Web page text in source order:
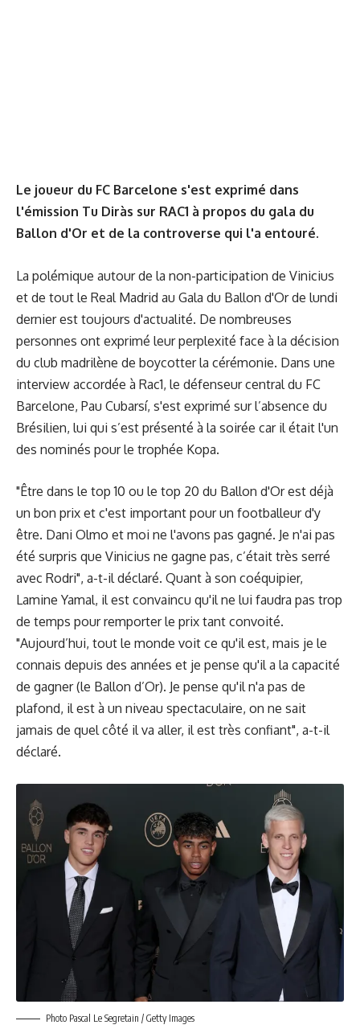
Le joueur du FC Barcelone s'est exprimé dans
l'émission Tu Diràs sur RAC1 à propos du gala du
Ballon d'Or et de la controverse qui l'a entouré.
La polémique autour de la non-participation de Vinicius
et de tout le Real Madrid au Gala du Ballon d'Or de lundi
dernier est toujours d'actualité. De nombreuses
personnes ont exprimé leur perplexité face à la décision
du club madrilène de boycotter la cérémonie. Dans une
interview accordée à Rac1, le défenseur central du FC
Barcelone, Pau Cubarsí, s'est exprimé sur l’absence du
Brésilien, lui qui s’est présenté à la soirée car il était l'un
des nominés pour le trophée Kopa.
"Être dans le top 10 ou le top 20 du Ballon d'Or est déjà
un bon prix et c'est important pour un footballeur d'y
être. Dani Olmo et moi ne l'avons pas gagné. Je n'ai pas
été surpris que Vinicius ne gagne pas, c’était très serré
avec Rodri", a-t-il déclaré. Quant à son coéquipier,
Lamine Yamal, il est convaincu qu'il ne lui faudra pas trop
de temps pour remporter le prix tant convoité.
"Aujourd’hui, tout le monde voit ce qu'il est, mais je le
connais depuis des années et je pense qu'il a la capacité
de gagner (le Ballon d’Or). Je pense qu'il n'a pas de
plafond, il est à un niveau spectaculaire, on ne sait
jamais de quel côté il va aller, il est très confiant", a-t-il
déclaré.
Photo Pascal Le Segretain / Getty Images